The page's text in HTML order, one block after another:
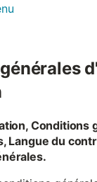
Conditions
Langue du